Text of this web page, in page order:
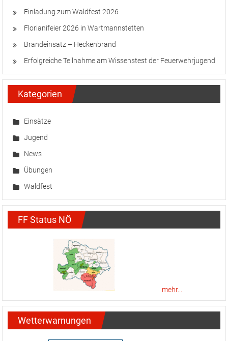
Einladung zum Waldfest 2026
Florianifeier 2026 in Wartmannstetten
Brandeinsatz – Heckenbrand
Erfolgreiche Teilnahme am Wissenstest der Feuerwehrjugend
Kategorien
Einsätze
Jugend
News
Übungen
Waldfest
FF Status NÖ
mehr...
Wetterwarnungen